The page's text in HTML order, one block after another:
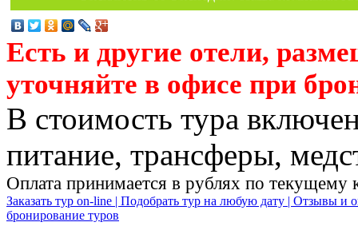
Есть и другие отели,
уточняйте в офисе при
В стоимость тура
питание, трансферы,
Оплата принимается в рублях по текущему
Заказать тур on-line | Подобрать тур на любую дату | Отзывы и
бронирование туров